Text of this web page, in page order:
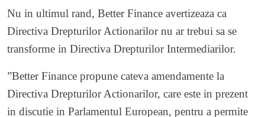
Nu in ultimul rand, Better Finance avertizeaza ca
Directiva Drepturilor Actionarilor nu ar trebui sa se
transforme in Directiva Drepturilor Intermediarilor.
”Better Finance propune cateva amendamente la
Directiva Drepturilor Actionarilor, care este in prezent
in discutie in Parlamentul European, pentru a permite